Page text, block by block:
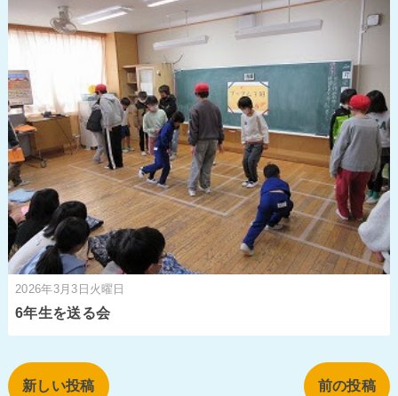
2026年3月3日火曜日
6年生を送る会
新しい投稿 前の投稿